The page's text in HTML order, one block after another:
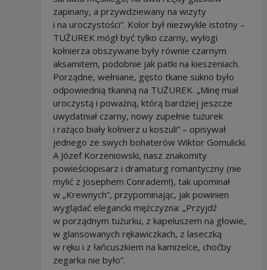
zapinany, a przywdziewany na wizyty
i na uroczystości”. Kolor był niezwykle istotny –
TUŻUREK mógł być tylko czarny, wyłogi
kołnierza obszywane były równie czarnym
aksamitem, podobnie jak patki na kieszeniach.
Porządne, wełniane, gęsto tkane sukno było
odpowiednią tkaniną na TUŻUREK. „Minę miał
uroczystą i poważną, którą bardziej jeszcze
uwydatniał czarny, nowy zupełnie tużurek
i rażąco biały kołnierz u koszuli” – opisywał
jednego ze swych bohaterów Wiktor Gomulicki.
A Józef Korzeniowski, nasz znakomity
powieściopisarz i dramaturg romantyczny (nie
mylić z Josephem Conradem!), tak upominał
w „Krewnych”, przypominając, jak powinien
wyglądać elegancki mężczyzna: „Przyjdź
w porządnym tużurku, z kapeluszem na głowie,
w glansowanych rękawiczkach, z laseczką
w ręku i z łańcuszkiem na kamizelce, choćby
zegarka nie było”.